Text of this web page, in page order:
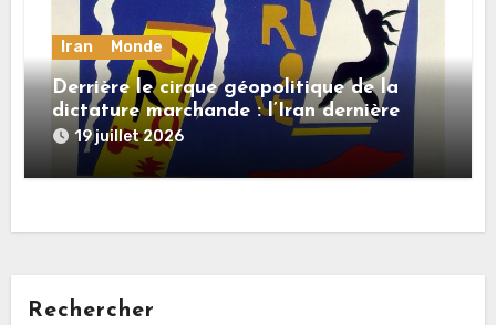
Iran Monde
Derrière le cirque géopolitique de la
dictature marchande : l’Iran dernière
dupe en date
19 juillet 2026
Rechercher